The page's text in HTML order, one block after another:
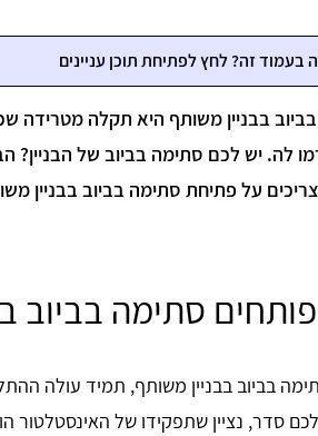
בעמוד זה? לחץ לפתיחת תוכן עניינים
בבניין משותף היא תקלה מטרידה
לה. יש לכם סתימה בביוב של הבניין?
על פתיחת סתימה בביוב בבניין
סתימה בביוב
בביוב בבניין משותף, תמיד עולה
סדר, נציין שתפקידו של האינסטלטור